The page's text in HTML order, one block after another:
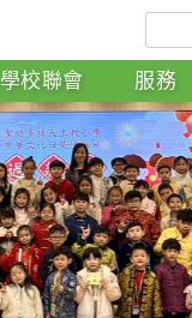
學校聯會 服務